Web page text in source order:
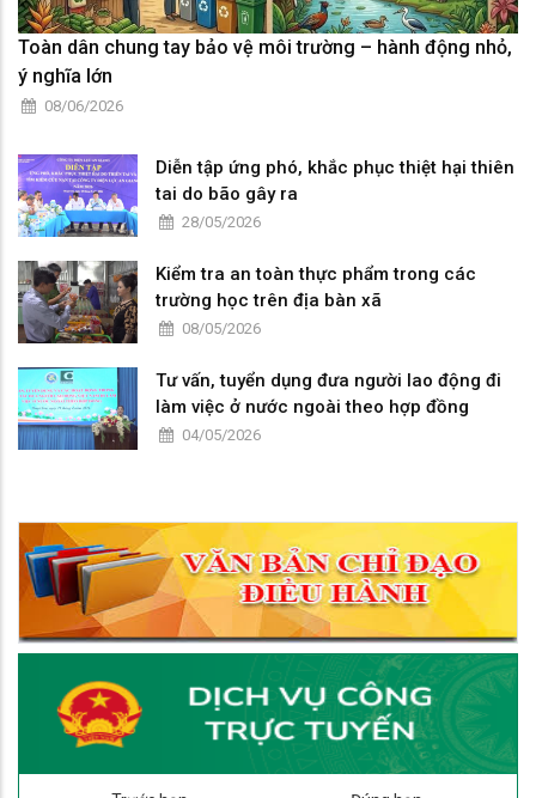
Toàn dân chung tay bảo vệ môi trường – hành động nhỏ,
ý nghĩa lớn
08/06/2026
Diễn tập ứng phó, khắc phục thiệt hại thiên
tai do bão gây ra
28/05/2026
Kiểm tra an toàn thực phẩm trong các
trường học trên địa bàn xã
08/05/2026
Tư vấn, tuyển dụng đưa người lao động đi
làm việc ở nước ngoài theo hợp đồng
04/05/2026